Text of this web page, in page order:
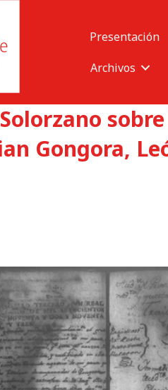
Presentación
Archivos
Gongora,